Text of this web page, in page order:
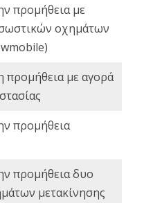
προμήθεια με
οχημάτων
προμήθεια με αγορά
προμήθεια
προμήθεια δυο
μετακίνησης